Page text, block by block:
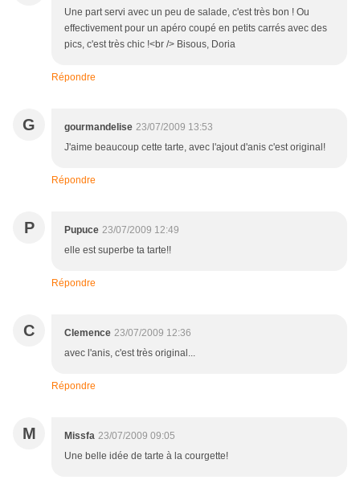
Une part servi avec un peu de salade, c'est très bon ! Ou
effectivement pour un apéro coupé en petits carrés avec des
pics, c'est très chic !<br /> Bisous, Doria
Répondre
G gourmandelise 23/07/2009 13:53
J'aime beaucoup cette tarte, avec l'ajout d'anis c'est original!
Répondre
P Pupuce 23/07/2009 12:49
elle est superbe ta tarte!!
Répondre
C Clemence 23/07/2009 12:36
avec l'anis, c'est très original...
Répondre
M Missfa 23/07/2009 09:05
Une belle idée de tarte à la courgette!